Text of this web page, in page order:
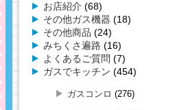
お店紹介 (68)
その他ガス機器 (18)
その他商品 (24)
みちくさ遍路 (16)
よくあるご質問 (7)
ガスでキッチン (454)
ガスコンロ (276)